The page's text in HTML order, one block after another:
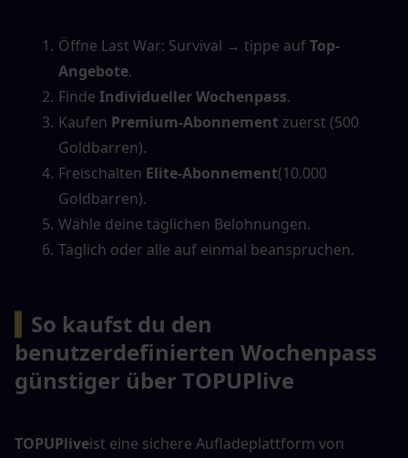
Öffne Last War: Survival → tippe auf Top-
Angebote.
Finde Individueller Wochenpass.
Kaufen Premium-Abonnement zuerst (500
Goldbarren).
Freischalten Elite-Abonnement(10.000
Goldbarren).
Wähle deine täglichen Belohnungen.
Täglich oder alle auf einmal beanspruchen.
So kaufst du den
benutzerdefinierten Wochenpass
günstiger über TOPUPlive
TOPUPliveist eine sichere Aufladeplattform von